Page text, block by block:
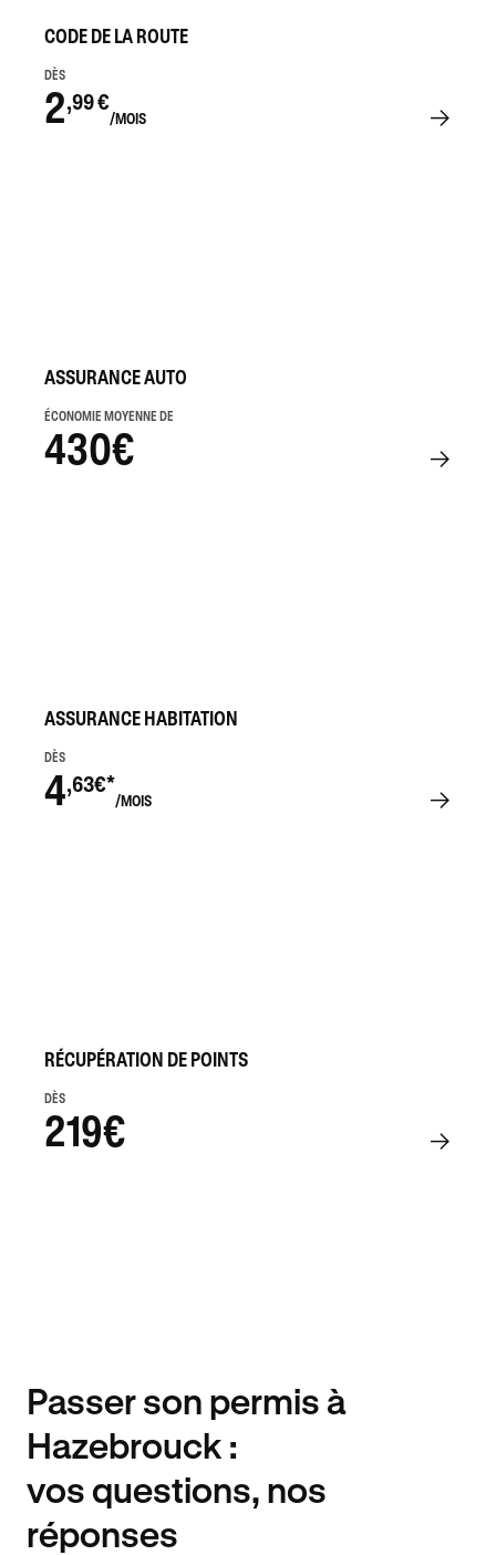
CODE DE LA ROUTE
DÈS
2,99 €
/MOIS
ASSURANCE AUTO
ÉCONOMIE MOYENNE DE
430€
ASSURANCE HABITATION
DÈS
4,63€*
/MOIS
RÉCUPÉRATION DE POINTS
DÈS
219€
Passer son permis à
Hazebrouck :
vos questions, nos
réponses